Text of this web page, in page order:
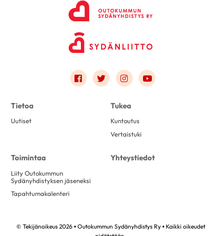
Link to facebook
Link to twitter
Link to instagram
Link to youtube
Tietoa
Uutiset
Tukea
Kuntoutus
Vertaistuki
Toimintaa
Liity Outokummun
Sydänyhdistyksen jäseneksi
Tapahtumakalenteri
Yhteystiedot
© Tekijänoikeus 2026 • Outokummun Sydänyhdistys Ry • Kaikki oikeudet